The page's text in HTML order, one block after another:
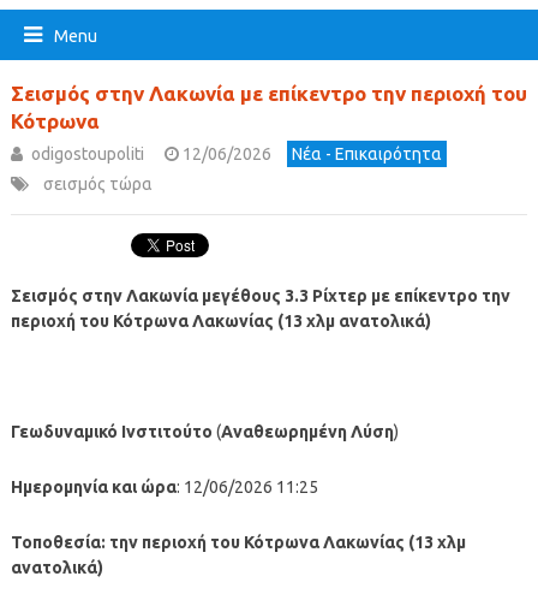
Menu
Σεισμός στην Λακωνία με επίκεντρο την περιοχή του
Κότρωνα
odigostoupoliti 12/06/2026
Νέα - Επικαιρότητα
σεισμός τώρα
Σεισμός στην Λακωνία μεγέθους 3.3 Ρίχτερ με επίκεντρο την
περιοχή του Κότρωνα Λακωνίας (13 χλμ ανατολικά)
Γεωδυναμικό Ινστιτούτο (ΑναθεωρημένηΛύση)
Ημερομηνία και ώρα: 12/06/2026 11:25
Τοποθεσία: την περιοχή του Κότρωνα Λακωνίας (13 χλμ
ανατολικά)